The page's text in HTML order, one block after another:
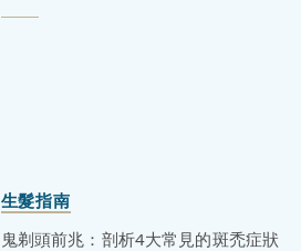
生髮指南
鬼剃頭前兆：剖析4大常見的斑禿症狀